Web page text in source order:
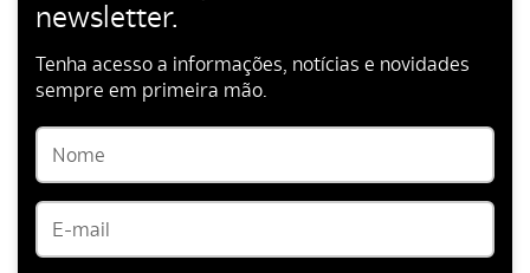
newsletter.
Tenha acesso a informações, notícias e novidades
sempre em primeira mão.